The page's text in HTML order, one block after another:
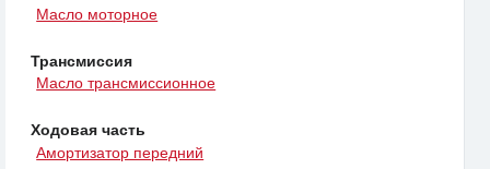
Масло моторное
Трансмиссия
Масло трансмиссионное
Ходовая часть
Амортизатор передний